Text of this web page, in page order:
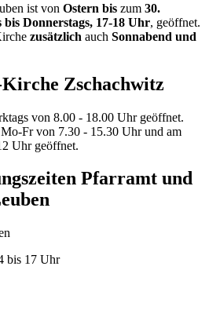
ist von Ostern bis zum 30.
bis Donnerstags, 17-18 Uhr, geöffnet.
zusätzlich auch Sonnabend und
Zschachwitz
von 8.00 - 18.00 Uhr geöffnet.
Fr von 7.30 - 15.30 Uhr und am
Uhr geöffnet.
Pfarramt und
bis 17 Uhr